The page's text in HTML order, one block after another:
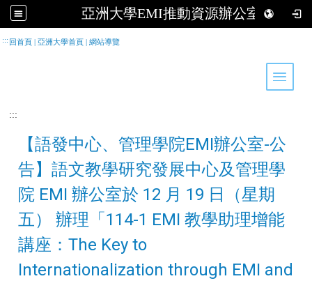
亞洲大學EMI推動資源辦公室
::: 回首頁 |亞洲大學首頁 |網站導覽
Toggle
:::
【語發中心、管理學院EMI辦公室-公
告】語文教學研究發展中心及管理學
院 EMI 辦公室於 12 月 19 日（星期
五） 辦理「114-1 EMI 教學助理增能
講座：The Key to
Internationalization through EMI and